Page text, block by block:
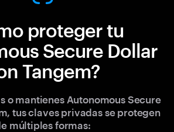
proteger tu
Secure Dollar
Tangem?
o mantienes Autonomous Secure
tus claves privadas se protegen
múltiples formas: